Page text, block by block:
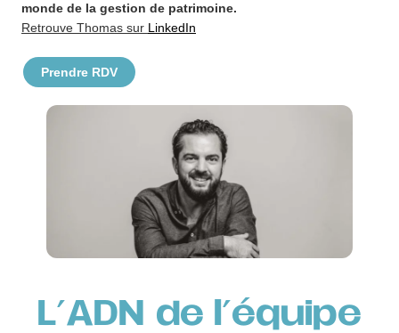
monde de la gestion de patrimoine.
Retrouve Thomas sur LinkedIn
Prendre RDV
L'ADN de l'équipe